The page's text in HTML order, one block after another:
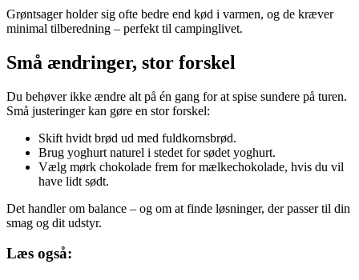
Grøntsager holder sig ofte bedre end kød i varmen, og de kræver
minimal tilberedning – perfekt til campinglivet.
Små ændringer, stor forskel
Du behøver ikke ændre alt på én gang for at spise sundere på turen.
Små justeringer kan gøre en stor forskel:
Skift hvidt brød ud med fuldkornsbrød.
Brug yoghurt naturel i stedet for sødet yoghurt.
Vælg mørk chokolade frem for mælkechokolade, hvis du vil
have lidt sødt.
Det handler om balance – og om at finde løsninger, der passer til din
smag og dit udstyr.
Læs også: